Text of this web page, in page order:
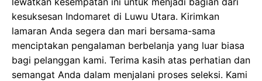
kesuksesan Indomaret di Luwu Utara. Kirimkan
lamaran Anda segera dan mari bersama-sama
menciptakan pengalaman berbelanja yang luar biasa
bagi pelanggan kami. Terima kasih atas perhatian dan
semangat Anda dalam menjalani proses seleksi. Kami